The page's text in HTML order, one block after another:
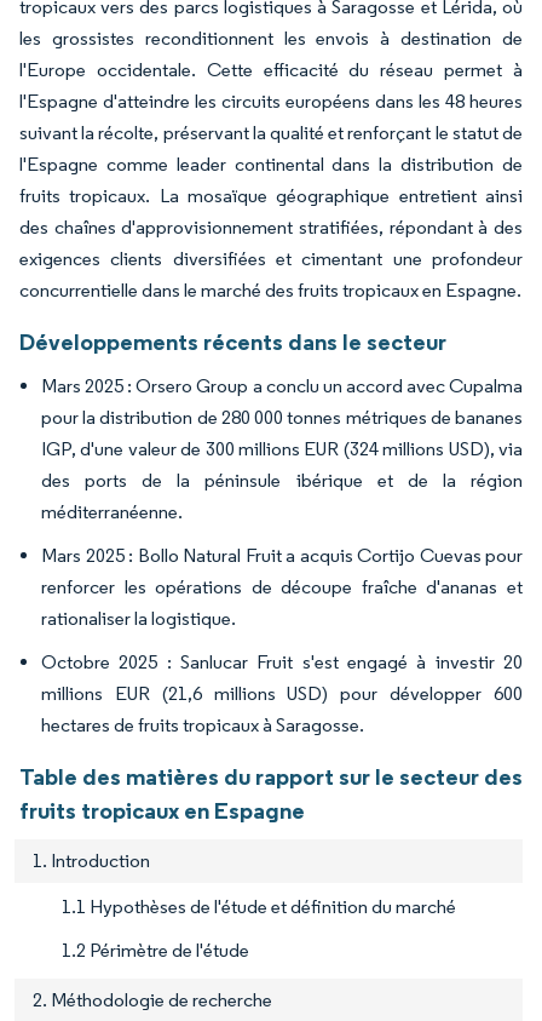
tropicaux vers des parcs logistiques à Saragosse et Lérida, où
les grossistes reconditionnent les envois à destination de
l'Europe occidentale. Cette efficacité du réseau permet à
l'Espagne d'atteindre les circuits européens dans les 48 heures
suivant la récolte, préservant la qualité et renforçant le statut de
l'Espagne comme leader continental dans la distribution de
fruits tropicaux. La mosaïque géographique entretient ainsi
des chaînes d'approvisionnement stratifiées, répondant à des
exigences clients diversifiées et cimentant une profondeur
concurrentielle dans le marché des fruits tropicaux en Espagne.
Développements récents dans le secteur
Mars 2025 : Orsero Group a conclu un accord avec Cupalma
pour la distribution de 280 000 tonnes métriques de bananes
IGP, d'une valeur de 300 millions EUR (324 millions USD), via
des ports de la péninsule ibérique et de la région
méditerranéenne.
Mars 2025 : Bollo Natural Fruit a acquis Cortijo Cuevas pour
renforcer les opérations de découpe fraîche d'ananas et
rationaliser la logistique.
Octobre 2025 : Sanlucar Fruit s'est engagé à investir 20
millions EUR (21,6 millions USD) pour développer 600
hectares de fruits tropicaux à Saragosse.
Table des matières du rapport sur le secteur des
fruits tropicaux en Espagne
1. Introduction
1.1 Hypothèses de l'étude et définition du marché
1.2 Périmètre de l'étude
2. Méthodologie de recherche